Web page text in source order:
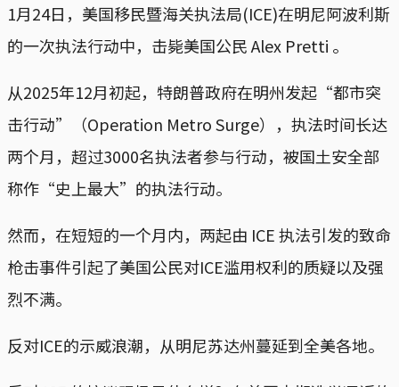
1月24日，美国移民暨海关执法局(ICE)在明尼阿波利斯
的一次执法行动中，击毙美国公民 Alex Pretti 。
从2025年12月初起，特朗普政府在明州发起“都市突
击行动”（Operation Metro Surge），执法时间长达
两个月，超过3000名执法者参与行动，被国土安全部
称作“史上最大”的执法行动。
然而，在短短的一个月内，两起由 ICE 执法引发的致命
枪击事件引起了美国公民对ICE滥用权利的质疑以及强
烈不满。
反对ICE的示威浪潮，从明尼苏达州蔓延到全美各地。